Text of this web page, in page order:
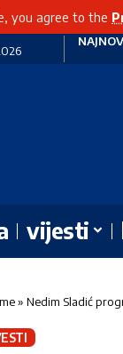
you agree to the
vijesti
» Nedim Sladić